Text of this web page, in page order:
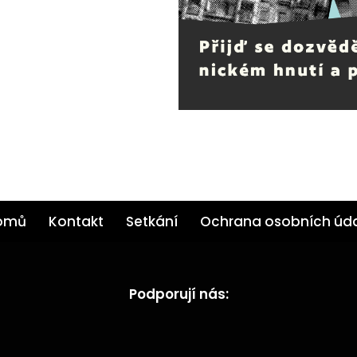
Kontakt Setkání Ochrana osobních
Podporují nás: